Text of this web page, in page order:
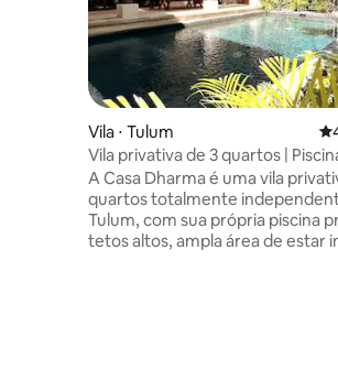
Vila ⋅ Tulum
Vila privativa de 3 quartos |
áreas comuns
A Casa Dharma é uma vila
quartos totalmente
Tulum, com sua própria piscina
tetos altos, ampla área de estar